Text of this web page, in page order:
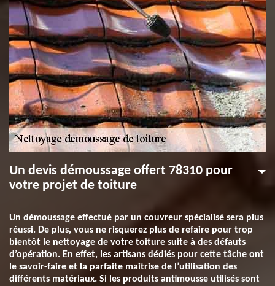
Un devis démoussage offert 78310 pour
votre projet de toiture
Un démoussage effectué par un couvreur spécialisé sera plus
réussi. De plus, vous ne risquerez plus de refaire pour trop
bientôt le nettoyage de votre toiture suite à des défauts
d’opération. En effet, les artisans dédiés pour cette tâche ont
le savoir-faire et la parfaite maitrise de l’utilisation des
différents matériaux. Si les produits antimousse utilisés sont